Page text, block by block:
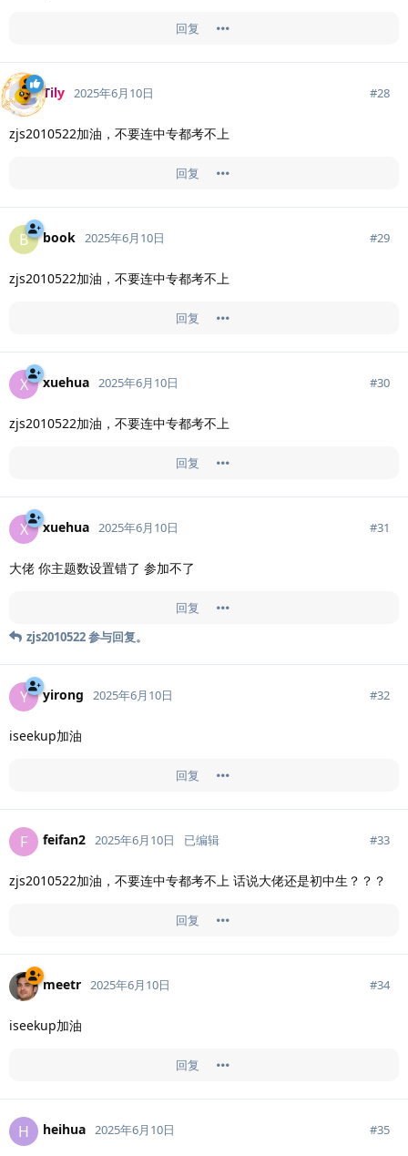
回复
Tily 2025年6月10日 #28
zjs2010522加油，不要连中专都考不上
回复
B book 2025年6月10日 #29
zjs2010522加油，不要连中专都考不上
回复
X xuehua 2025年6月10日 #30
zjs2010522加油，不要连中专都考不上
回复
X xuehua 2025年6月10日 #31
大佬 你主题数设置错了 参加不了
回复
zjs2010522参与回复。
Y yirong 2025年6月10日 #32
iseekup加油
回复
F feifan2 2025年6月10日 已编辑 #33
zjs2010522加油，不要连中专都考不上 话说大佬还是初中生？？？
回复
meetr 2025年6月10日 #34
iseekup加油
回复
H heihua 2025年6月10日 #35